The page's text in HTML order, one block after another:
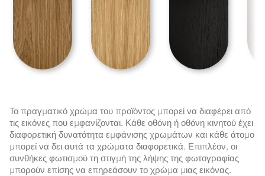
Το πραγματικό χρώμα του προϊόντος μπορεί να διαφέρει από
τις εικόνες που εμφανίζονται. Κάθε οθόνη ή οθόνη κινητού έχει
διαφορετική δυνατότητα εμφάνισης χρωμάτων και κάθε άτομο
μπορεί να δει αυτά τα χρώματα διαφορετικά. Επιπλέον, οι
συνθήκες φωτισμού τη στιγμή της λήψης της φωτογραφίας
μπορούν επίσης να επηρεάσουν το χρώμα μιας εικόνας.